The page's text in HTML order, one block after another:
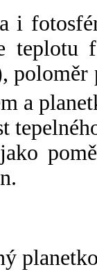
i
a